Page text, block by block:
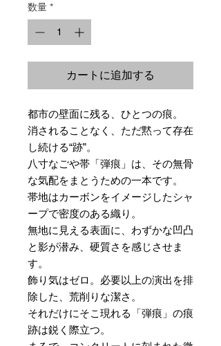
数量 *
カートに追加する
都市の壁面に残る、ひとつの痕。
消されることなく、ただ黙って存在
し続ける“跡”。
八寸なごや帯「弾痕」は、その無骨
な気配をまとうための一本です。
帯地はカーボンをイメージしたシャ
ープで密度のある織り。
無地に見える表面に、わずかな凹凸
と影が潜み、硬質さを感じさせま
す。
飾り気はゼロ。必要以上の演出を排
除した、荒削りな潔さ。
それだけにそこ現れる「弾痕」の痕
跡は鋭く際立つ。